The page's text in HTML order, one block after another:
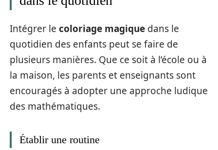
Intégrer le coloriage magique dans le
quotidien des enfants peut se faire de
plusieurs manières. Que ce soit à l’école ou à
la maison, les parents et enseignants sont
encouragés à adopter une approche ludique
des mathématiques.
Établir une routine